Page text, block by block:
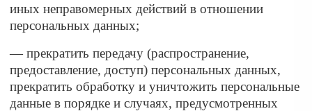
иных неправомерных действий в отношении
персональных данных;
— прекратить передачу (распространение,
предоставление, доступ) персональных данных,
прекратить обработку и уничтожить персональные
данные в порядке и случаях, предусмотренных